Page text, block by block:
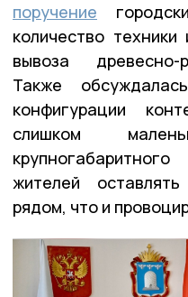
поручение
количество
вывоза древесно-
Также
конфигурации
слишком
жителей
рядом, что и